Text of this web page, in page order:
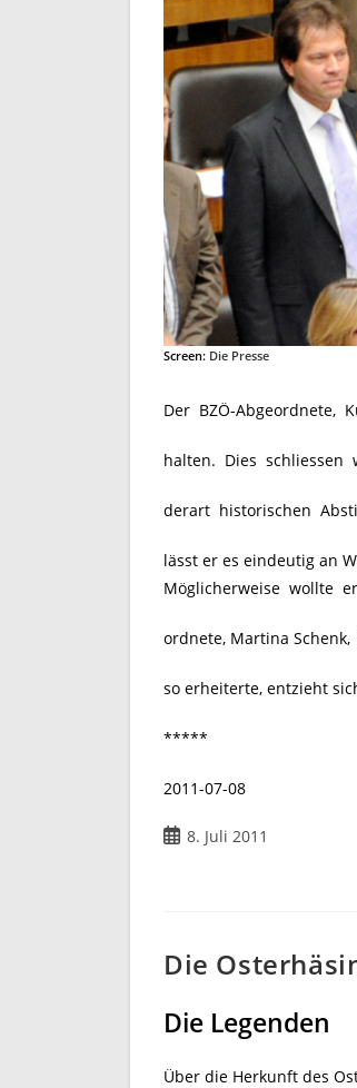
Screen: Die Presse
Der BZÖ-Abgeordnete,
halten. Dies
derart historischen
lässt er es eindeutig an
Möglicherweise wollte
ordnete, Martina
so erheiterte, entzieht
*****
2011-07-08
Beitrag
8. Juli 2011
Die
Die Legenden
Über die Herkunft des